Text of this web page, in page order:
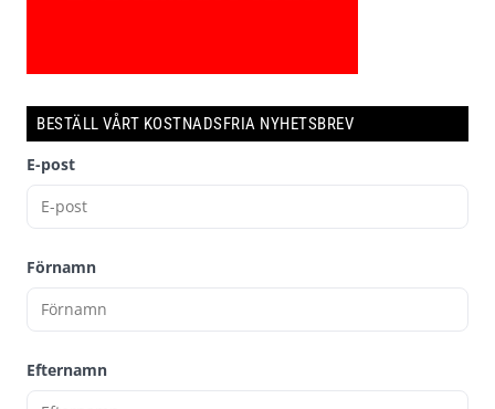
BESTÄLL VÅRT KOSTNADSFRIA NYHETSBREV
E-post
Förnamn
Efternamn